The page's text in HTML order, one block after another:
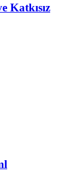
Katkısız